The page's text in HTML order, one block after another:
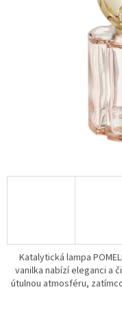
Katalytická lampa
vanilka nabízí eleganci a
útulnou atmosféru,